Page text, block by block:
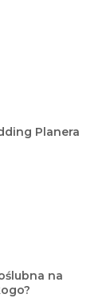
Planera
na